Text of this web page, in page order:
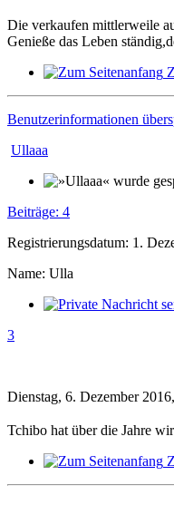
Die verkaufen mittlerweile
Genieße das Leben
Benutzerinformationen
Ullaaa
Beiträge: 4
Registrierungsdatum: 1.
Name: Ulla
3
Dienstag, 6. Dezember
Tchibo hat über die Jahre